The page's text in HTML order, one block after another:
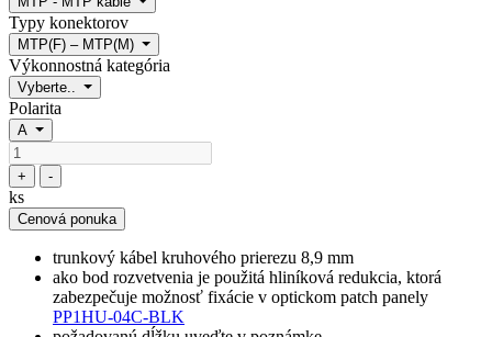
Typy konektorov
MTP(F) – MTP(M)
Výkonnostná kategória
Vyberte..
Polarita
A
+ -
ks
Cenová ponuka
trunkový kábel kruhového prierezu 8,9 mm
ako bod rozvetvenia je použitá hliníková redukcia, ktorá
zabezpečuje možnosť fixácie v optickom patch panely
PP1HU-04C-BLK